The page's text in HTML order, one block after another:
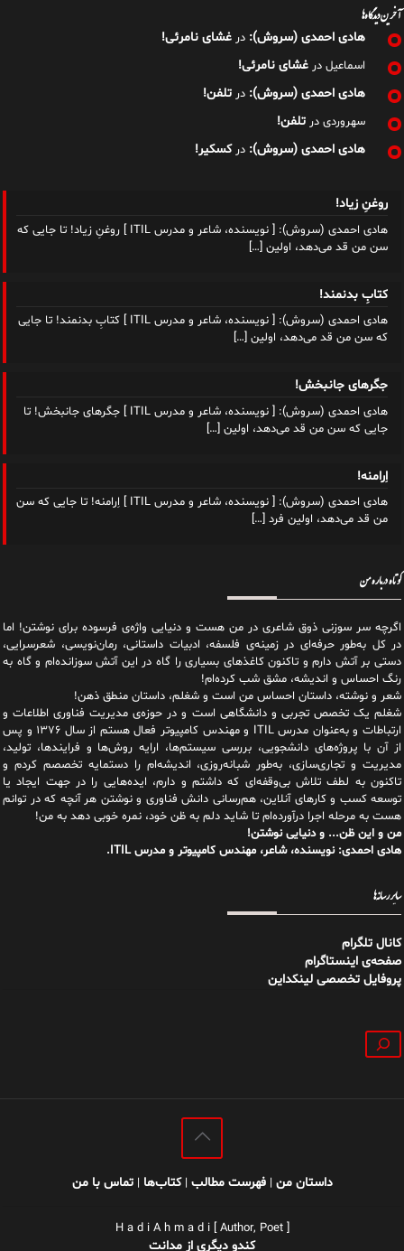
آخرین دیدگاه‌ها
هادی احمدی (سروش): در غشای نامرئی!
اسماعیل در غشای نامرئی!
هادی احمدی (سروش): در تلفن!
سهروردی در تلفن!
هادی احمدی (سروش): درکسکیر!
روغنِ زیاد!
هادی احمدی (سروش): [ نویسنده، شاعر و مدرس ITIL ] روغنِ زیاد! تا جایی که
سن من قد می‌دهد، اولین […]
کتابِ بدنمند!
هادی احمدی (سروش): [ نویسنده، شاعر و مدرس ITIL ] کتابِ بدنمند! تا جایی
که سن من قد می‌دهد، اولین […]
جگرهای جانبخش!
هادی احمدی (سروش): [ نویسنده، شاعر و مدرس ITIL ] جگرهای جانبخش! تا
جایی که سن من قد می‌دهد، اولین […]
اِرامنه!
هادی احمدی (سروش): [ نویسنده، شاعر و مدرس ITIL ] اِرامنه! تا جایی که سن
من قد می‌دهد، اولین فرد […]
کوتاه درباره من
اگرچه سر سوزنی ذوق شاعری در من هست و دنیایی واژه‌‌ی فرسوده برای نوشتن! اما
در کل به‌طور حرفه‌ای در زمینه‌ی فلسفه، ادبیات داستانی، رمان‌نویسی، شعرسرایی،
دستی بر آتش دارم و تاکنون کاغذهای بسیاری را گاه در این آتش سوزانده‌ام و گاه به
رنگ احساس و اندیشه، مشق شب کرده‌ام!
شعر و نوشته، داستان احساس من است و شغلم، داستان منطق ذهن!
شغلم یک تخصص تجربی و دانشگاهی است و در حوزه‌ی مدیریت فناوری اطلاعات و
ارتباطات و به‌عنوان مدرس ITIL و مهندس کامپیوتر فعال هستم از سال ۱۳۷۶ و پس
از آن با پروژه‌های دانشجویی، بررسی سیستم‌ها، ارایه روش‌ها و فرایندها، تولید،
مدیریت و تجاری‌سازی، به‌طور شبانه‌روزی، اندیشه‌ام را دستمایه تخصصم کردم و
تاکنون به لطف تلاش بی‌وقفه‌ای که داشتم و دارم، اید‌ه‌هایی را در جهت ایجاد یا
توسعه کسب و کارهای آنلاین، هم‌رسانی دانش فناوری و نوشتن هر آنچه که در توانم
هست به مرحله اجرا درآورده‌ام تا شاید دلم به ظن خود، نمره خوبی دهد به من!
من و این ظن... و دنیایی نوشتن!
هادی احمدی: نویسنده، شاعر، مهندس کامپیوتر و مدرس ITIL.
سایر رسانه‌ها
کانال تلگرام
صفحه‌ی اینستاگرام
پروفایل تخصصی لینکداین
جستجو
داستان من |فهرست مطالب |کتاب‌ها |تماس با من
H a d i A h m a d i [ Author, Poet ]
کندو دیگری از مدانت